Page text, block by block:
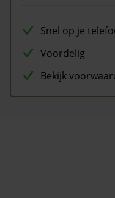
Snel op je
Voordelig
Bekijk